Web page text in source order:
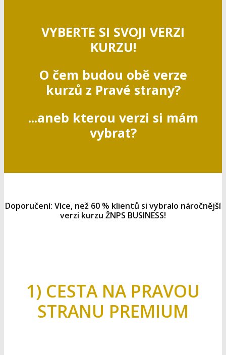
VYBERTE SI SVOJI VERZI
KURZU!
O čem budou obě verze
kurzů z Pravé strany?
...aneb kterou verzi si mám
vybrat?
Doporučení: Více, než 60 % klientů si vybralo náročnější
verzi kurzu ŽNPS BUSINESS!
1) CESTA NA PRAVOU
STRANU PREMIUM